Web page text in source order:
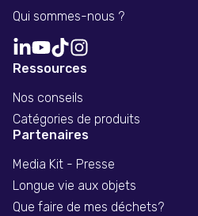
Qui sommes-nous ?
Ressources
Nos conseils
Catégories de produits
Partenaires
Media Kit - Presse
Longue vie aux objets
Que faire de mes déchets?